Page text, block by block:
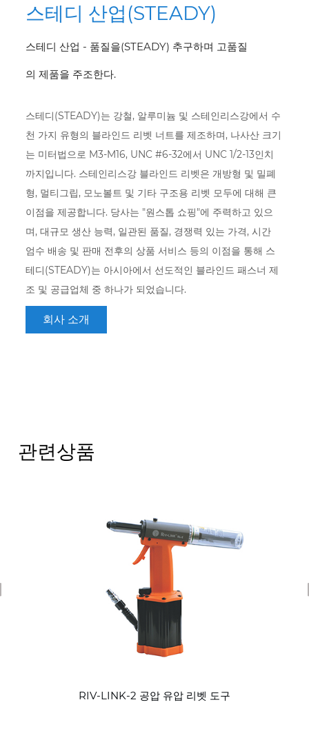
스테디 산업(STEADY)
스테디 산업 - 품질을(STEADY) 추구하며 고품질
의 제품을 주조한다.
스테디(STEADY)는 강철, 알루미늄 및 스테인리스강에서 수
천 가지 유형의 블라인드 리벳 너트를 제조하며, 나사산 크기
는 미터법으로 M3-M16, UNC #6-32에서 UNC 1/2-13인치
까지입니다. 스테인리스강 블라인드 리벳은 개방형 및 밀폐
형, 멀티그립, 모노볼트 및 기타 구조용 리벳 모두에 대해 큰
이점을 제공합니다. 당사는 "원스톱 쇼핑"에 주력하고 있으
며, 대규모 생산 능력, 일관된 품질, 경쟁력 있는 가격, 시간
엄수 배송 및 판매 전후의 상품 서비스 등의 이점을 통해 스
테디(STEADY)는 아시아에서 선도적인 블라인드 패스너 제
조 및 공급업체 중 하나가 되었습니다.
회사 소개
관련상품
RIV-LINK-2 공압 유압 리벳 도구